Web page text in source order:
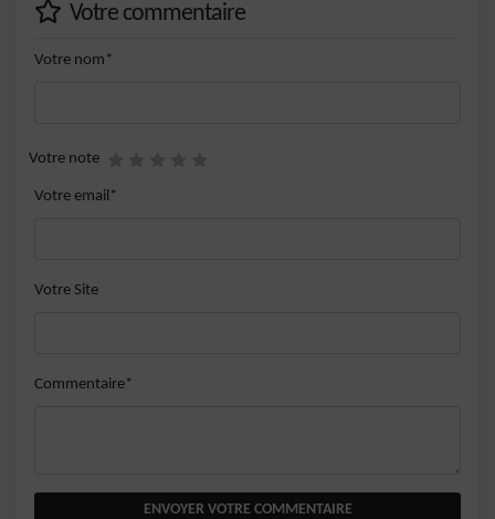
Votre commentaire
Votre nom*
Votre note
Votre email*
Votre Site
Commentaire*
ENVOYER VOTRE COMMENTAIRE